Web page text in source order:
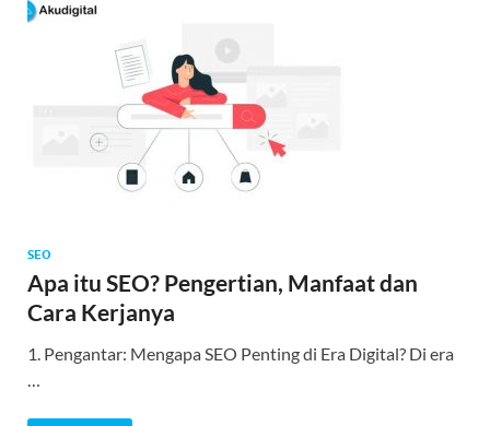
SEO
Apa itu SEO? Pengertian, Manfaat dan
Cara Kerjanya
1. Pengantar: Mengapa SEO Penting di Era Digital? Di era